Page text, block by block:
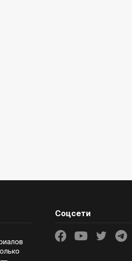
Соцсети